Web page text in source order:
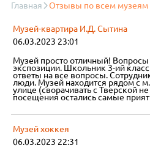
Главная Отзывы по всем музеям
Музей-квартира И.Д. Сытина
06.03.2023 23:01
Музей просто отличный!
экспозиции. Школьник 3-ий
ответы на все вопросы.
люди. Музей находится рядом с
улице (сворачивать с Тверской
посещения остались самые
Музей хоккея
06.03.2023 22:31